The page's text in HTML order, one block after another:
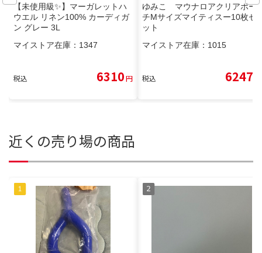
【未使用級✨】マーガレットハ
ウエル リネン100% カーディガ
ン グレー 3L
マイストア在庫： 1347
税込 6310円
ゆみこ マウナロアクリアポー
チMサイズマイティスー10枚セ
ット
マイストア在庫： 1015
税込 6247
近くの売り場の商品